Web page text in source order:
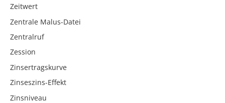
Zeitwert
Zentrale Malus-Datei
Zentralruf
Zession
Zinsertragskurve
Zinseszins-Effekt
Zinsniveau